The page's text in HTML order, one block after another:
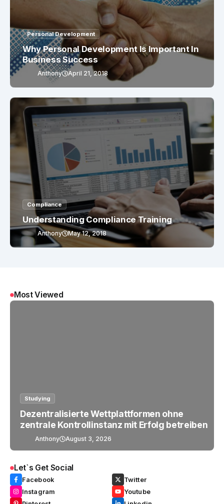
Personal Development
Why Personal Development Is Important In
Business Success
Anthony April 21, 2018
Compliance
Understanding Compliance Training
Anthony May 12, 2018
Most Viewed
Studying
Dezentralisierte Wettplattformen ohne
zentrale Kontrollinstanz mit Erfolg betreiben
Anthony August 3, 2026
Let`s Get Social
Facebook
Twitter
Instagram
Youtube